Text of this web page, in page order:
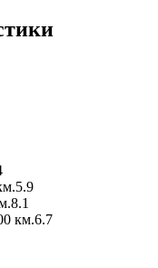
5.9
8.1
км.6.7